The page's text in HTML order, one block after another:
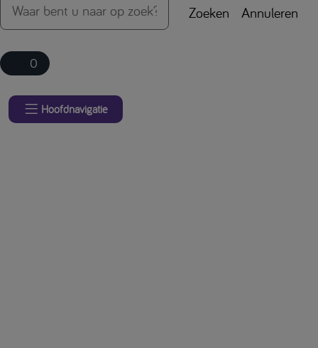
Zoeken
Annuleren
0
Hoofdnavigatie